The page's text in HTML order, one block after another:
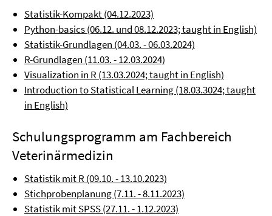
Statistik-Kompakt (04.12.2023)
Python-basics (06.12. und 08.12.2023; taught in English)
Statistik-Grundlagen (04.03. - 06.03.2024)
R-Grundlagen (11.03. - 12.03.2024)
Visualization in R (13.03.2024; taught in English)
Introduction to Statistical Learning (18.03.3024; taught
in English)
Schulungsprogramm am Fachbereich
Veterinärmedizin
Statistik mit R (09.10. - 13.10.2023)
Stichprobenplanung (7.11. - 8.11.2023)
Statistik mit SPSS (27.11. - 1.12.2023)